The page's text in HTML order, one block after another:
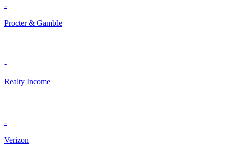
-
Procter & Gamble
-
Realty Income
-
Verizon